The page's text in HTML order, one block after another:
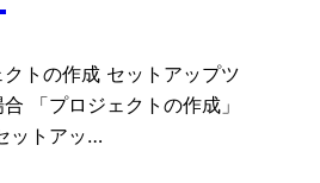
トの作成 セットアップツ
「プロジェクトの作成」
ットアッ…